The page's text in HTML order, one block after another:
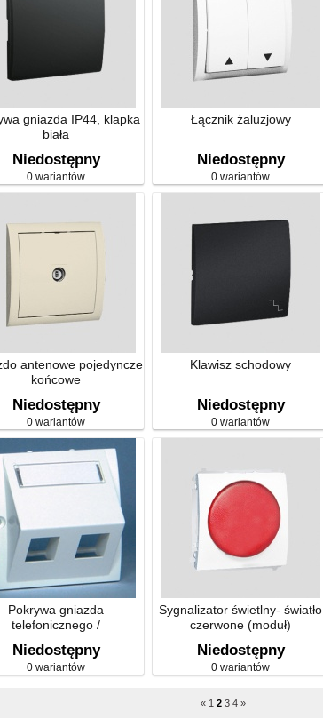
gniazda IP44, klapka
biała
Niedostępny
0 wariantów
Łącznik żaluzjowy
Niedostępny
0 wariantów
antenowe pojedyncze
końcowe
Niedostępny
0 wariantów
Klawisz schodowy
Niedostępny
0 wariantów
Pokrywa gniazda
telefonicznego /
Niedostępny
0 wariantów
Sygnalizator świetlny- światło
czerwone (moduł)
Niedostępny
0 wariantów
« 1 2 3 4 »